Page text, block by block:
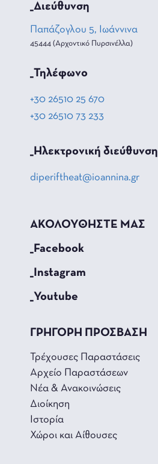
_Διεύθυνση
Παπάζογλου 5, Ιωάννινα
45444 (Αρχοντικό Πυρσινέλλα)
_Τηλέφωνο
+30 26510 25 670
+30 26510 73 233
_Hλεκτρονική διεύθυνση
diperiftheat@ioannina.gr
ΑΚΟΛΟΥΘΗΣΤΕ ΜΑΣ
_Facebook
_Instagram
_Youtube
ΓΡΗΓΟΡΗ ΠΡΟΣΒΑΣΗ
Τρέχουσες Παραστάσεις
Αρχείο Παραστάσεων
Νέα & Ανακοινώσεις
Διοίκηση
Ιστορία
Χώροι και Αίθουσες